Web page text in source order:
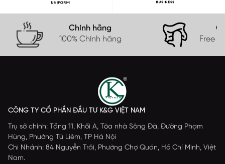
Chính hãng
100% Chính hãng
Free
CÔNG TY CỔ PHẦN ĐẦU TƯ K&G VIỆT NAM
Trụ sở chính: Tầng 11, Khối A, Tòa nhà Sông Đà, Đường Phạm
Hùng, Phường Từ Liêm, TP Hà Nội
Chi Nhánh: 84 Nguyễn Trãi, Phường Chợ Quán, Hồ Chí Minh, Việt
Nam.